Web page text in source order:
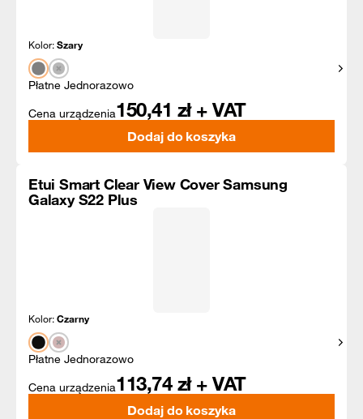
Kolor:Szary
Płatne Jednorazowo
Cena urządzenia150,41 zł + VAT
Dodaj do koszyka
Etui Smart Clear View Cover Samsung
Galaxy S22 Plus
Kolor:Czarny
Płatne Jednorazowo
Cena urządzenia113,74 zł + VAT
Dodaj do koszyka